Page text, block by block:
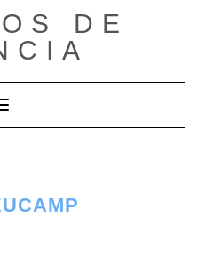
DE
modo de navegación